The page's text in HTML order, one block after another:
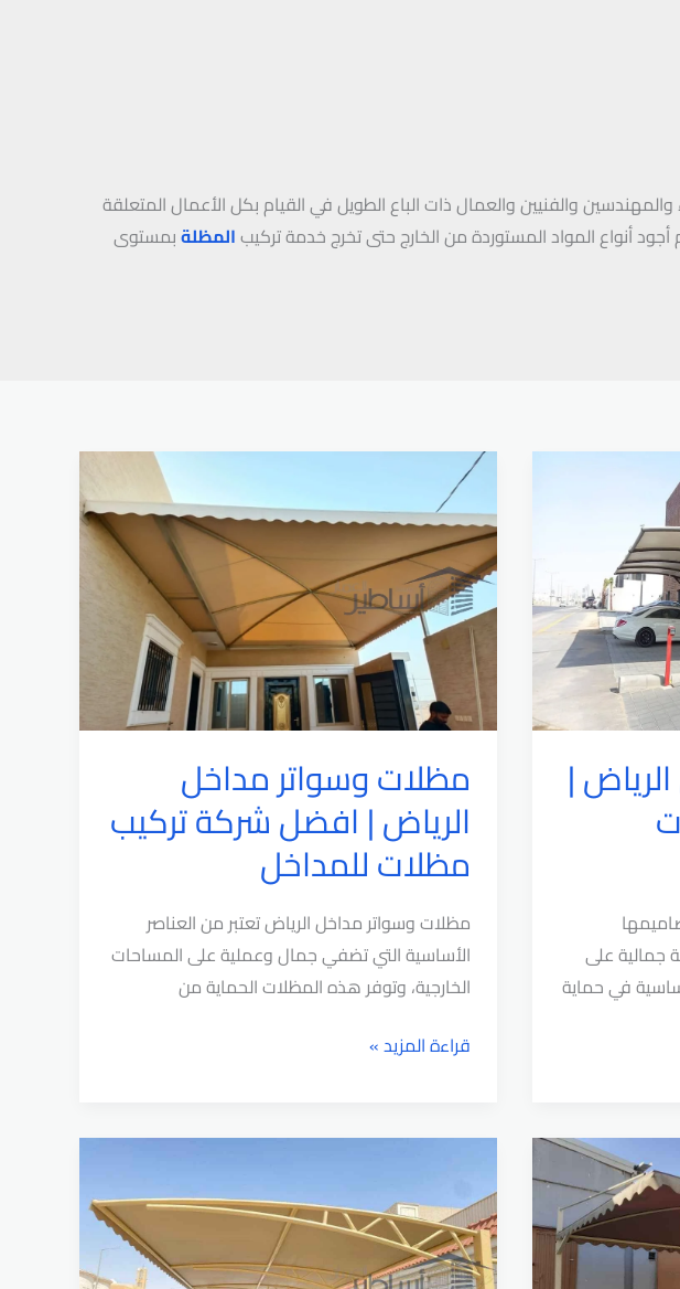
والفنيين والعمال ذات الباع الطويل في القيام بكل الأعمال المتعلقة
المظلةبمستوى
|
جمالية على
في حماية
مظلات وسواتر مداخل
الرياض | افضل شركة تركيب
مظلات للمداخل
مظلات وسواتر مداخل الرياض تعتبر من العناصر
الأساسية التي تضفي جمال وعملية على المساحات
الخارجية، وتوفر هذه المظلات الحماية من
مظلات
الرياض
افضل
شركة
تركيب
قراءة المزيد »